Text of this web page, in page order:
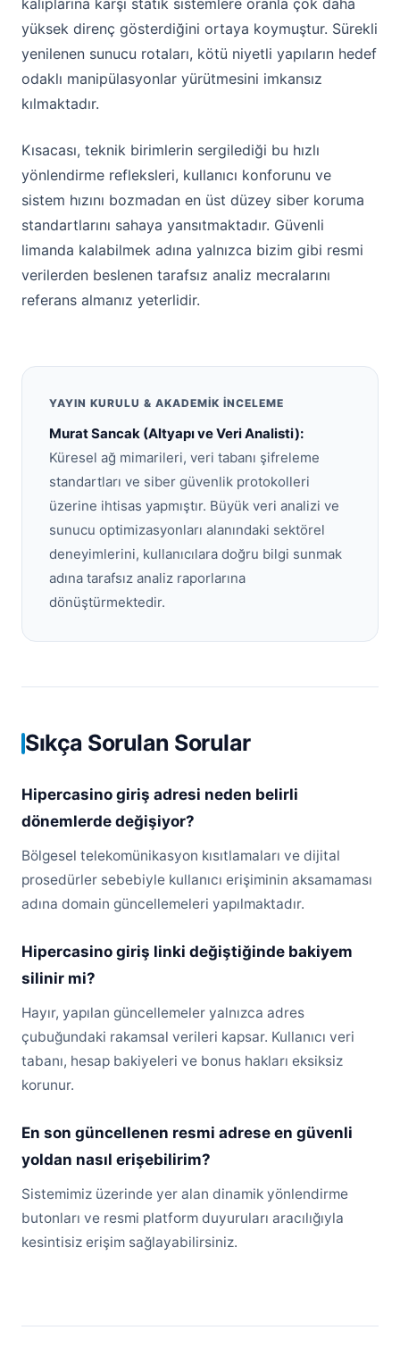
kalıplarına karşı statik sistemlere oranla çok daha
yüksek direnç gösterdiğini ortaya koymuştur. Sürekli
yenilenen sunucu rotaları, kötü niyetli yapıların hedef
odaklı manipülasyonlar yürütmesini imkansız
kılmaktadır.
Kısacası, teknik birimlerin sergilediği bu hızlı
yönlendirme refleksleri, kullanıcı konforunu ve
sistem hızını bozmadan en üst düzey siber koruma
standartlarını sahaya yansıtmaktadır. Güvenli
limanda kalabilmek adına yalnızca bizim gibi resmi
verilerden beslenen tarafsız analiz mecralarını
referans almanız yeterlidir.
YAYIN KURULU & AKADEMIK İNCELEME
Murat Sancak (Altyapı ve Veri Analisti):
Küresel ağ mimarileri, veri tabanı şifreleme
standartları ve siber güvenlik protokolleri
üzerine ihtisas yapmıştır. Büyük veri analizi ve
sunucu optimizasyonları alanındaki sektörel
deneyimlerini, kullanıcılara doğru bilgi sunmak
adına tarafsız analiz raporlarına
dönüştürmektedir.
Sıkça Sorulan Sorular
Hipercasino giriş adresi neden belirli
dönemlerde değişiyor?
Bölgesel telekomünikasyon kısıtlamaları ve dijital
prosedürler sebebiyle kullanıcı erişiminin aksamaması
adına domain güncellemeleri yapılmaktadır.
Hipercasino giriş linki değiştiğinde bakiyem
silinir mi?
Hayır, yapılan güncellemeler yalnızca adres
çubuğundaki rakamsal verileri kapsar. Kullanıcı veri
tabanı, hesap bakiyeleri ve bonus hakları eksiksiz
korunur.
En son güncellenen resmi adrese en güvenli
yoldan nasıl erişebilirim?
Sistemimiz üzerinde yer alan dinamik yönlendirme
butonları ve resmi platform duyuruları aracılığıyla
kesintisiz erişim sağlayabilirsiniz.